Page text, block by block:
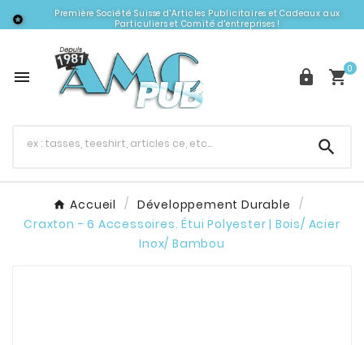

Première Société Suisse d'Articles Publicitaires et Cadeaux aux
Particuliers et Comité d'entreprises !
  0

Accueil
Développement Durable
Craxton - 6 Accessoires. Étui Polyester | Bois/ Acier
Inox/ Bambou